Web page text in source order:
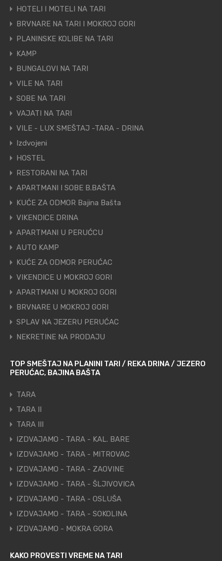
HOTELI I MOTELI NA TARI
BRVNARE NA TARI I MOKROJ GORI
PLANINSKE KOLIBE NA TARI
KAMP
BUNGALOVI NA TARI
VILE NA TARI
SOBE NA TARI
VAJATI NA TARI
VILE - LUX SMEŠTAJ -TARA - DRINA
Izdvojeni
HOSTEL
RESTORANI NA TARI
APARTMANI I SOBE B.BAŠTA
KUĆE ZA ODMOR Bajina Bašta
VIKENDICE DRINA
APARTMANI U PERUĆCU
AUTO KAMP
KUĆE ZA ODMOR PERUĆAC
VIKENDICE U MOKROJ GORI
APARTMANI U MOKROJ GORI
BRVNARE U MOKROJ GORI
SPLAV NA JEZERU PERUĆAC
NEKRETINE NA PRODAJU
TOP SMEŠTAJ NA PLANINI TARI / REKA DRINA / JEZERO
PERUĆAC, BAJINA BAŠTA
TARA
TARA II
TARA III
IZDVAJAMO - TARA - KAL. BARE
IZDVAJAMO - TARA - MITROVAC
IZDVAJAMO - TARA - ZAOVINE
IZDVAJAMO - TARA - ŠLJIVOVICA
IZDVAJAMO - TARA - OSLUŠA
IZDVAJAMO - TARA - SOKOLINA
IZDVAJAMO - MOKRA GORA
KAKO PROVESTI VREME NA TARI